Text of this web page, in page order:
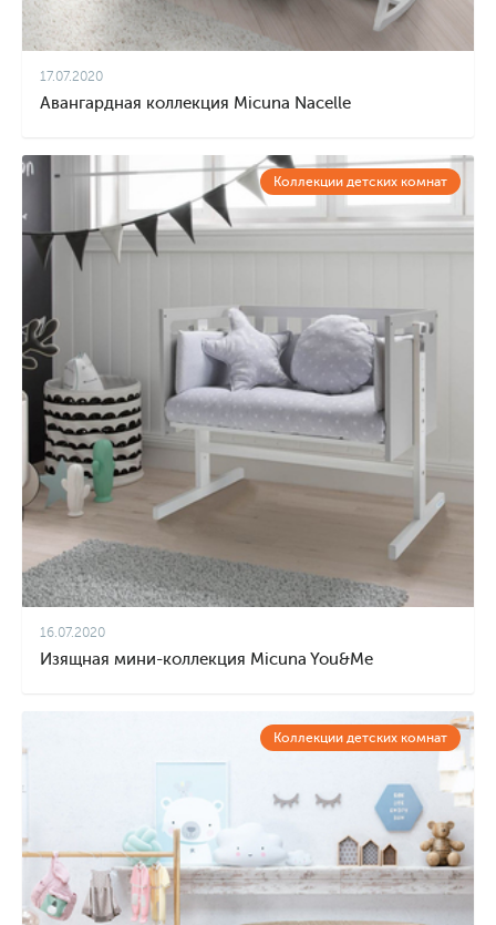
17.07.2020
Авангардная коллекция Micuna Nacelle
Коллекции детских комнат
16.07.2020
Изящная мини-коллекция Micuna You&Me
Коллекции детских комнат